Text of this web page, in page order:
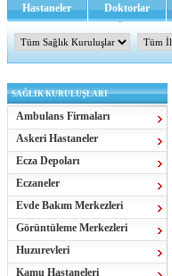
Hastaneler Doktorlar
Sağlık TV - Video İletişim
SAĞLIK KURULUŞLARI
Ambulans Firmaları
Askeri Hastaneler
Ecza Depoları
Eczaneler
Evde Bakım Merkezleri
Görüntüleme Merkezleri
Huzurevleri
Kamu Hastaneleri